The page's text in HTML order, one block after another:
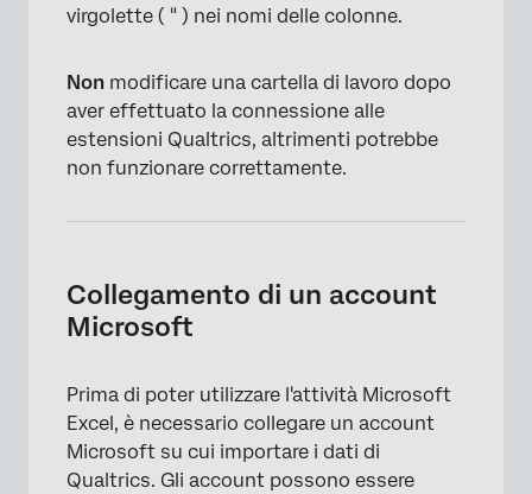
virgolette ( " ) nei nomi delle colonne.
Non modificare una cartella di lavoro dopo
aver effettuato la connessione alle
estensioni Qualtrics, altrimenti potrebbe
non funzionare correttamente.
Collegamento di un account
Microsoft
Prima di poter utilizzare l'attività Microsoft
Excel, è necessario collegare un account
Microsoft su cui importare i dati di
Qualtrics. Gli account possono essere